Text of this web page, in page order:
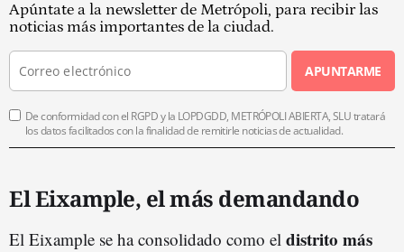
Apúntate a la newsletter de Metrópoli, para recibir las
noticias más importantes de la ciudad.
APUNTARME
De conformidad con el RGPD y la LOPDGDD, METRÓPOLI ABIERTA, SLU tratará
los datos facilitados con la finalidad de remitirle noticias de actualidad.
El Eixample, el más demandando
El Eixample se ha consolidado como el distrito más